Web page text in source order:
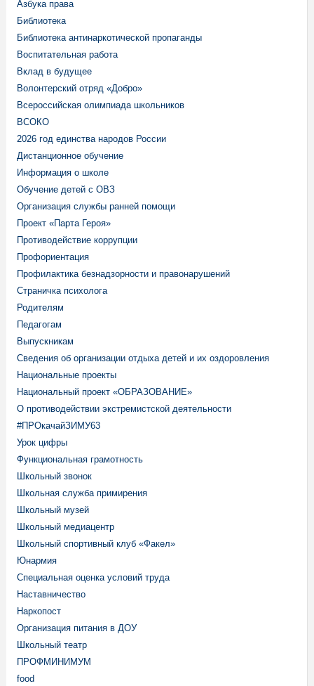
Азбука права
Библиотека
Библиотека антинаркотической пропаганды
Воспитательная работа
Вклад в будущее
Волонтерский отряд «Добро»
Всероссийская олимпиада школьников
ВСОКО
2026 год единства народов России
Дистанционное обучение
Информация о школе
Обучение детей с ОВЗ
Организация службы ранней помощи
Проект «Парта Героя»
Противодействие коррупции
Профориентация
Профилактика безнадзорности и правонарушений
Страничка психолога
Родителям
Педагогам
Выпускникам
Сведения об организации отдыха детей и их оздоровления
Национальные проекты
Национальный проект «ОБРАЗОВАНИЕ»
О противодействии экстремистской деятельности
#ПРОкачайЗИМУ63
Урок цифры
Функциональная грамотность
Школьный звонок
Школьная служба примирения
Школьный музей
Школьный медиацентр
Школьный спортивный клуб «Факел»
Юнармия
Специальная оценка условий труда
Наставничество
Наркопост
Организация питания в ДОУ
Школьный театр
ПРОФМИНИМУМ
food